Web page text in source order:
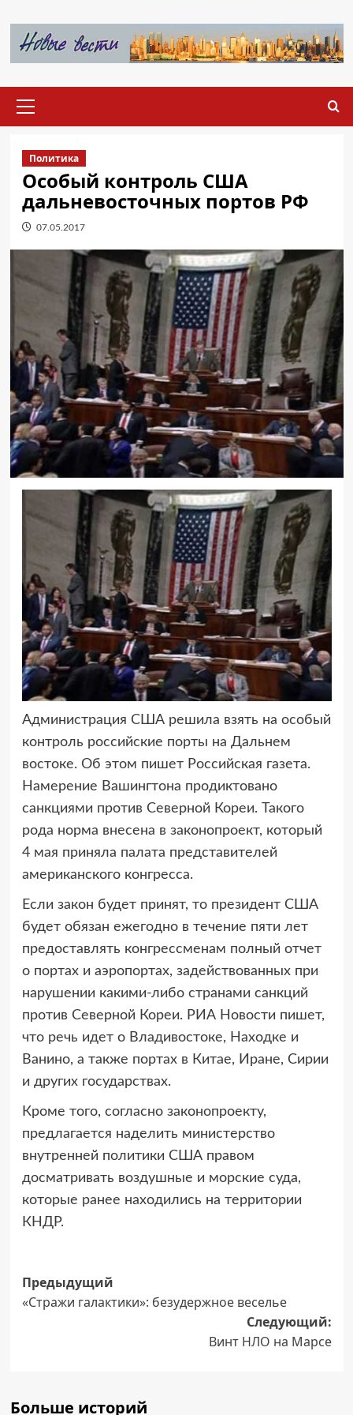
содержимому
меню
Политика
Особый контроль США
дальневосточных портов РФ
07.05.2017
Администрация США решила взять на особый
контроль российские порты на Дальнем
востоке. Об этом пишет Российская газета.
Намерение Вашингтона продиктовано
санкциями против Северной Кореи. Такого
рода норма внесена в законопроект, который
4 мая приняла палата представителей
американского конгресса.
Если закон будет принят, то президент США
будет обязан ежегодно в течение пяти лет
предоставлять конгрессменам полный отчет
о портах и аэропортах, задействованных при
нарушении какими-либо странами санкций
против Северной Кореи. РИА Новости пишет,
что речь идет о Владивостоке, Находке и
Ванино, а также портах в Китае, Иране, Сирии
и других государствах.
Кроме того, согласно законопроекту,
предлагается наделить министерство
внутренней политики США правом
досматривать воздушные и морские суда,
которые ранее находились на территории
КНДР.
Навигация
записи
Предыдущий
«Стражи галактики»: безудержное веселье
Следующий:
Винт НЛО на Марсе
Больше историй